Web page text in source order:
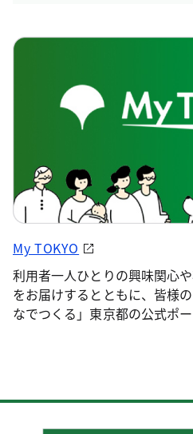
My TOKYO
利用者一人ひとりの興味関心
をお届けするとともに、皆様
なでつくる」東京都の公式ポー